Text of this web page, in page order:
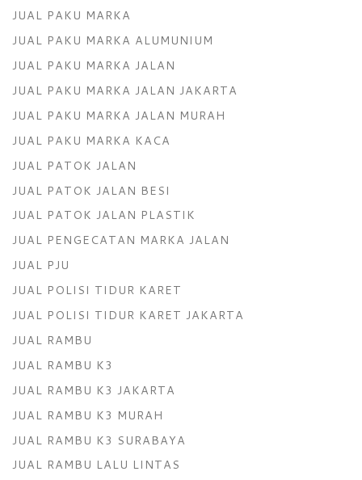
JUAL PAKU MARKA
JUAL PAKU MARKA ALUMUNIUM
JUAL PAKU MARKA JALAN
JUAL PAKU MARKA JALAN JAKARTA
JUAL PAKU MARKA JALAN MURAH
JUAL PAKU MARKA KACA
JUAL PATOK JALAN
JUAL PATOK JALAN BESI
JUAL PATOK JALAN PLASTIK
JUAL PENGECATAN MARKA JALAN
JUAL PJU
JUAL POLISI TIDUR KARET
JUAL POLISI TIDUR KARET JAKARTA
JUAL RAMBU
JUAL RAMBU K3
JUAL RAMBU K3 JAKARTA
JUAL RAMBU K3 MURAH
JUAL RAMBU K3 SURABAYA
JUAL RAMBU LALU LINTAS